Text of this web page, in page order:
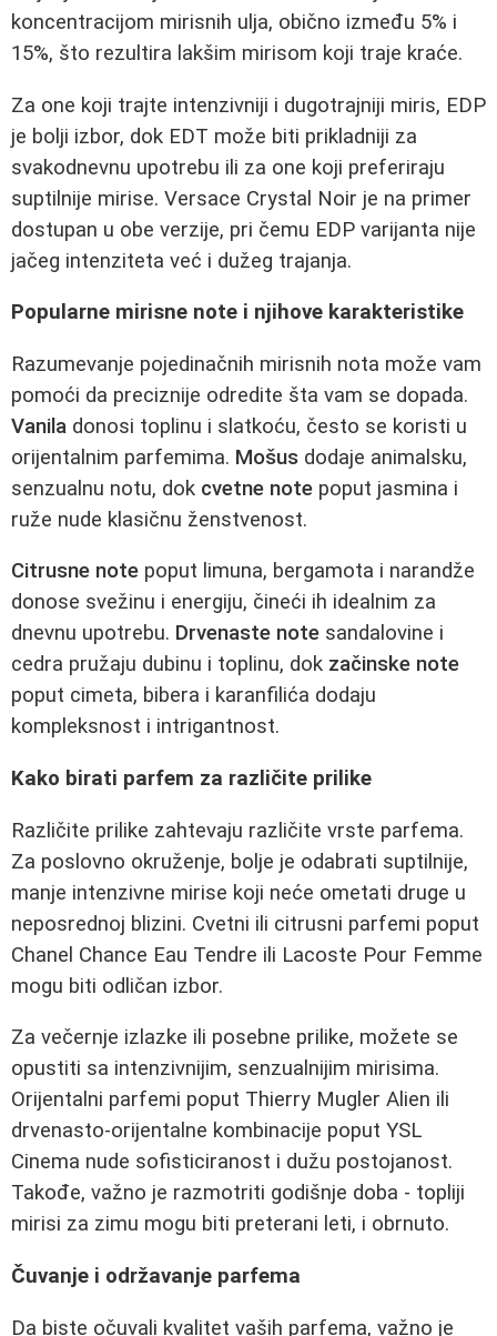
koncentracijom mirisnih ulja, obično između 5% i
15%, što rezultira lakšim mirisom koji traje kraće.
Za one koji trajte intenzivniji i dugotrajniji miris, EDP
je bolji izbor, dok EDT može biti prikladniji za
svakodnevnu upotrebu ili za one koji preferiraju
suptilnije mirise. Versace Crystal Noir je na primer
dostupan u obe verzije, pri čemu EDP varijanta nije
jačeg intenziteta već i dužeg trajanja.
Popularne mirisne note i njihove karakteristike
Razumevanje pojedinačnih mirisnih nota može vam
pomoći da preciznije odredite šta vam se dopada.
Vanila donosi toplinu i slatkoću, često se koristi u
orijentalnim parfemima. Mošus dodaje animalsku,
senzualnu notu, dok cvetne note poput jasmina i
ruže nude klasičnu ženstvenost.
Citrusne note poput limuna, bergamota i narandže
donose svežinu i energiju, čineći ih idealnim za
dnevnu upotrebu. Drvenaste note sandalovine i
cedra pružaju dubinu i toplinu, dok začinske note
poput cimeta, bibera i karanfilića dodaju
kompleksnost i intrigantnost.
Kako birati parfem za različite prilike
Različite prilike zahtevaju različite vrste parfema.
Za poslovno okruženje, bolje je odabrati suptilnije,
manje intenzivne mirise koji neće ometati druge u
neposrednoj blizini. Cvetni ili citrusni parfemi poput
Chanel Chance Eau Tendre ili Lacoste Pour Femme
mogu biti odličan izbor.
Za večernje izlazke ili posebne prilike, možete se
opustiti sa intenzivnijim, senzualnijim mirisima.
Orijentalni parfemi poput Thierry Mugler Alien ili
drvenasto-orijentalne kombinacije poput YSL
Cinema nude sofisticiranost i dužu postojanost.
Takođe, važno je razmotriti godišnje doba - topliji
mirisi za zimu mogu biti preterani leti, i obrnuto.
Čuvanje i održavanje parfema
Da biste očuvali kvalitet vaših parfema, važno je